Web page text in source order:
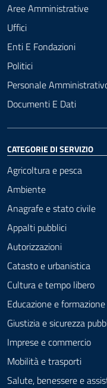
Aree Amministrative
Uffici
Enti E Fondazioni
Politici
Personale
Documenti E Dati
CATEGORIE DI SERVIZIO
Agricoltura e pesca
Ambiente
Anagrafe e stato civile
Appalti pubblici
Autorizzazioni
Catasto e urbanistica
Cultura e tempo libero
Educazione e formazione
Giustizia e sicurezza
Imprese e commercio
Mobilità e trasporti
Salute, benessere e